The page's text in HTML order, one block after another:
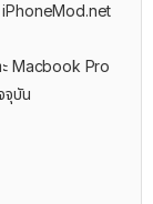
iPhoneMod.net
Macbook Pro
จุบัน